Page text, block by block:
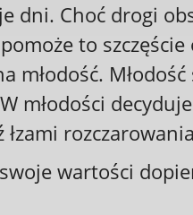
dni. Choć drogi
to
młodość.
młodości
łzami
wartości